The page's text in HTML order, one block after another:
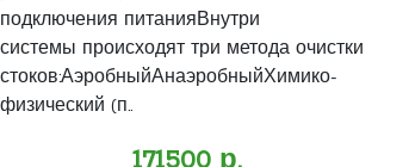
подключения питанияВнутри
системы происходят три метода очистки
стоков:АэробныйАнаэробныйХимико-
физический (п..